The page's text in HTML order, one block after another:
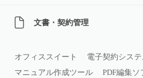
文書・契約管理
オフィススイート 電子契約システ
マニュアル作成ツール
PDF編集ソ